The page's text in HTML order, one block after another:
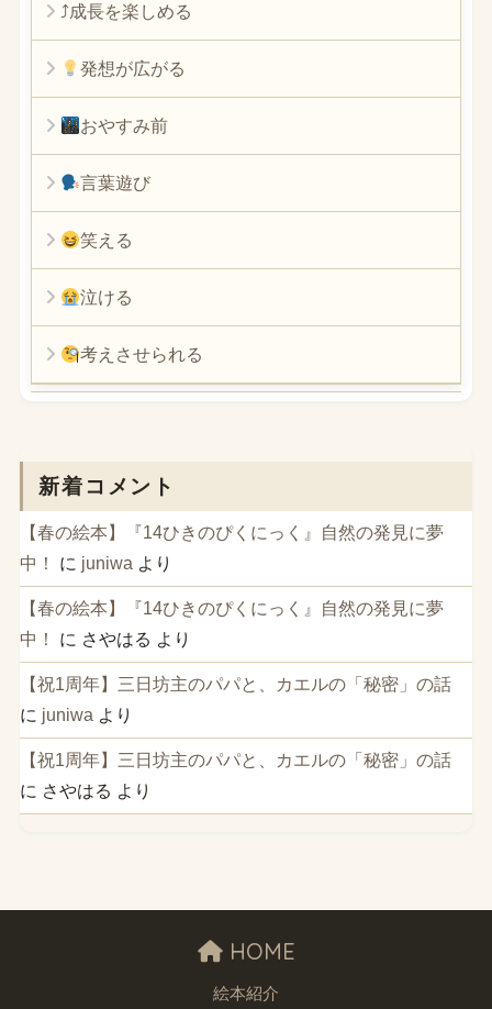
⤴︎成長を楽しめる
発想が広がる
おやすみ前
言葉遊び
笑える
泣ける
考えさせられる
新着コメント
【春の絵本】『14ひきのぴくにっく』自然の発見に夢
中！
に juniwa より
【春の絵本】『14ひきのぴくにっく』自然の発見に夢
中！
に さやはる より
【祝1周年】三日坊主のパパと、カエルの「秘密」の話
に juniwa より
【祝1周年】三日坊主のパパと、カエルの「秘密」の話
に さやはる より
HOME
絵本紹介